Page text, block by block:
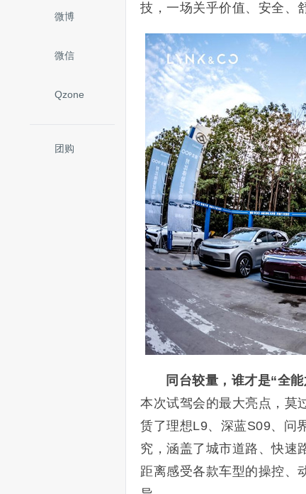
微博
微信
Qzone
团购
技，一场关乎价值、安全、
同台较量，谁才是“全
本次试驾会的最大亮点，莫
赁了理想L9、深蓝S09、问
究，涵盖了城市道路、快速
距离感受各款车型的操控、